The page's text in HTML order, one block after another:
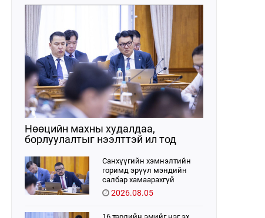
хэлэлцүүлэх, Улсын Их Хурлын
хяналтыг хэрэгжүүлэх, хуульд
тусгайлан заасан асуудлаар Улсын
Их Хурлын тогтоолын төсөл
боловсруулах чиг үүргээ
хэрэгжүүлэн ажиллажээ.
Нөөцийн махны худалдаа,
борлуулалтыг нээлттэй ил тод
Санхүүгийн хэмнэлтийн
горимд эрүүл мэндийн
салбар хамаарахгүй
2026.08.05